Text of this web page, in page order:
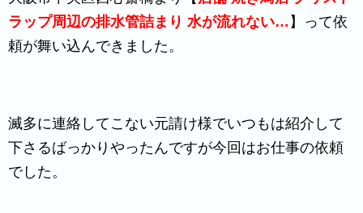
ラップ周辺の排水管詰まり 水が流れない… 】って依
頼が舞い込んできました。
滅多に連絡してこない元請け様でいつもは紹介して
下さるばっかりやったんですが今回はお仕事の依頼
でした。